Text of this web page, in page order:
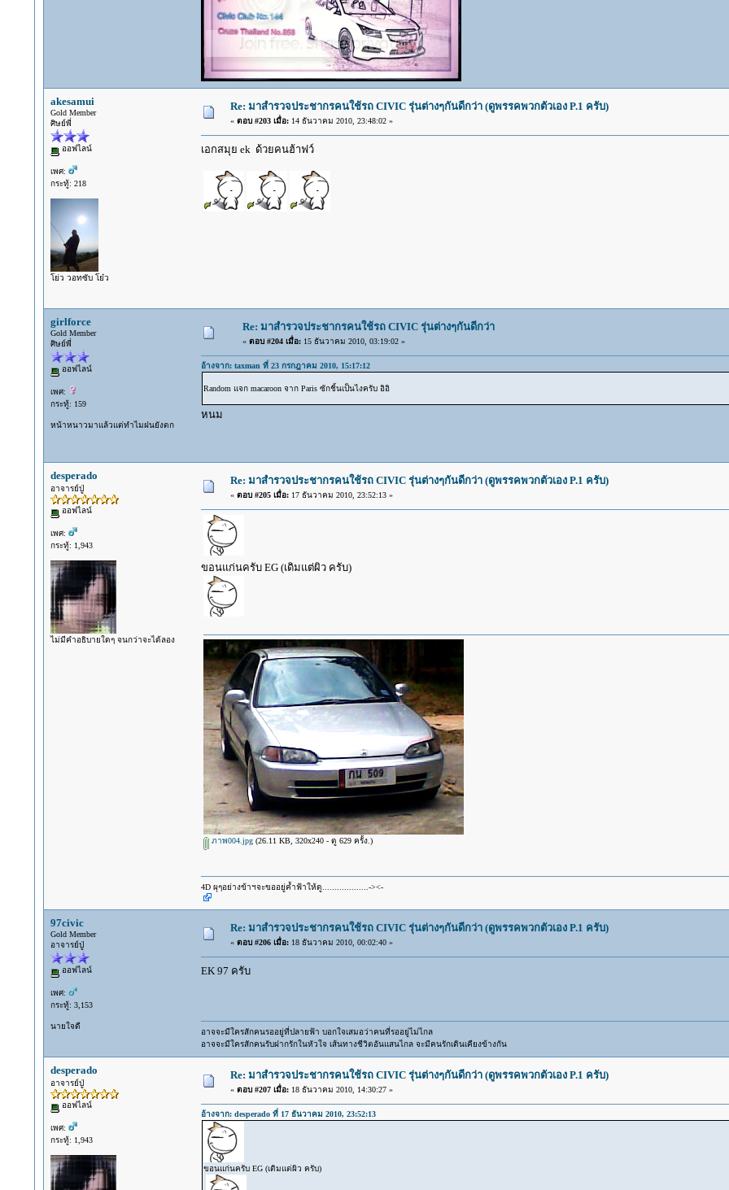
akesamui
Gold Member
ศิษย์พี่
ออฟไลน์
เพศ:
กระทู้: 218
โย่ว วอทซับ โย๋ว
Re: มาสำรวจประชากรคนใช้รถ CIVIC รุ่นต่างๆกันดีกว่า (ดูพรรคพวกตัวเอง P.1 ครับ)
« ตอบ #203 เมื่อ:14 ธันวาคม 2010, 23:48:02 »
เอกสมุย ek ด้วยคนฮ้าฟว์
girlforce
Gold Member
ศิษย์พี่
ออฟไลน์
เพศ:
กระทู้: 159
หน้าหนาวมาแล้วแต่ทำไมฝนยังตก
Re: มาสำรวจประชากรคนใช้รถ CIVIC รุ่นต่างๆกันดีกว่า
« ตอบ #204 เมื่อ:15 ธันวาคม 2010, 03:19:02 »
อ้างจาก: taxman ที่ 23 กรกฎาคม 2010, 15:17:12
Random แจก macaroon จาก Paris ซักชิ้นเป็นไงครับ อิอิ
หนม
desperado
อาจารย์ปู่
ออฟไลน์
เพศ:
กระทู้: 1,943
ไม่มีคำอธิบายใดๆ จนกว่าจะได้ลอง
Re: มาสำรวจประชากรคนใช้รถ CIVIC รุ่นต่างๆกันดีกว่า (ดูพรรคพวกตัวเอง P.1 ครับ)
« ตอบ #205 เมื่อ:17 ธันวาคม 2010, 23:52:13 »
ขอนแก่นครับ EG (เดิมแต่ผิว ครับ)
ภาพ004.jpg(26.11 KB, 320x240 - ดู 629 ครั้ง.)
4D ผุๆอย่างข้าฯจะขออยู่ค้ำฟ้าให้ดู...................-><-
97civic
Gold Member
อาจารย์ปู่
ออฟไลน์
เพศ:
กระทู้: 3,153
นายใจดี
Re: มาสำรวจประชากรคนใช้รถ CIVIC รุ่นต่างๆกันดีกว่า (ดูพรรคพวกตัวเอง P.1 ครับ)
« ตอบ #206 เมื่อ:18 ธันวาคม 2010, 00:02:40 »
EK 97 ครับ
อาจจะมีใครสักคนรออยู่ที่ปลายฟ้า บอกใจเสมอว่าคนที่รออยู่ไม่ไกล
อาจจะมีใครสักคนรับฝากรักในหัวใจ เส้นทางชีวิตอันแสนไกล จะมีคนรักเดินเคียงข้างกัน
desperado
อาจารย์ปู่
ออฟไลน์
เพศ:
กระทู้: 1,943
Re: มาสำรวจประชากรคนใช้รถ CIVIC รุ่นต่างๆกันดีกว่า (ดูพรรคพวกตัวเอง P.1 ครับ)
« ตอบ #207 เมื่อ:18 ธันวาคม 2010, 14:30:27 »
อ้างจาก: desperado ที่ 17 ธันวาคม 2010, 23:52:13
ขอนแก่นครับ EG (เดิมแต่ผิว ครับ)